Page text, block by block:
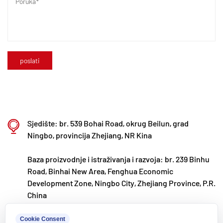
materijale. Postrojenje je posvećeno istraživanju i
predan privlačenju vrhunskih talenata u različitim
disciplinama, kontinuirano potičući inovacije
proizvodnji polimernih ventila, cijevi i fitinga.
Sjedište: br. 539 Bohai Road, okrug Beilun, grad
Ningbo, provincija Zhejiang, NR Kina
Baza proizvodnje i istraživanja i razvoja: br. 239 Binhu
Road, Binhai New Area, Fenghua Economic
Development Zone, Ningbo City, Zhejiang Province, P.R.
China
kxpv@kxpv.com
Cookie Consent